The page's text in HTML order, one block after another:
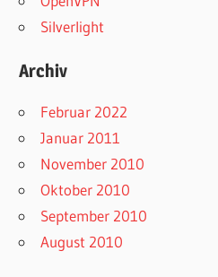
Silverlight
Archiv
Februar 2022
Januar 2011
November 2010
Oktober 2010
September 2010
August 2010